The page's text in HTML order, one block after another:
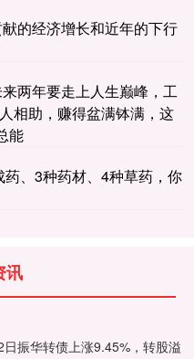
的经济增长和近年的下行
两年要走上人生巅峰，工
相助，赚得盆满钵满，这
能
药、3种药材、4种草药，你
讯
振华转债上涨9.45%，转股溢